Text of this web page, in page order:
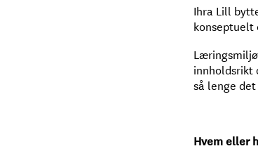
Ihra Lill
innholdsrikt
så lenge
Hvem eller